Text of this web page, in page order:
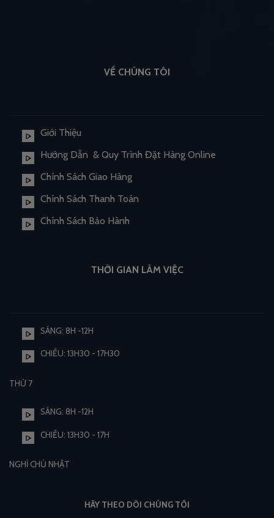
VỀ CHÚNG TÔI
Giới Thiệu
Hướng Dẫn & Quy Trình Đặt Hàng Online
Chính Sách Giao Hàng
Chính Sách Thanh Toán
Chính Sách Bảo Hành
THỜI GIAN LÀM VIỆC
SÁNG: 8H -12H
CHIỀU: 13H30 - 17H30
THỨ 7
SÁNG: 8H -12H
CHIỀU: 13H30 - 17H
NGHỈ CHỦ NHẬT
HÃY THEO DÕI CHÚNG TÔI